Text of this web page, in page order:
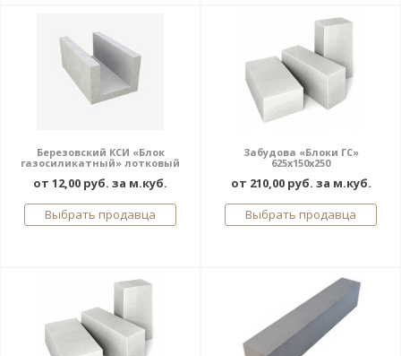
Березовский КСИ «Блок
газосиликатный» лотковый
от 12,00 руб. за м.куб.
Выбрать продавца
Забудова «Блоки ГС»
625x150x250
от 210,00 руб. за м.куб.
Выбрать продавца